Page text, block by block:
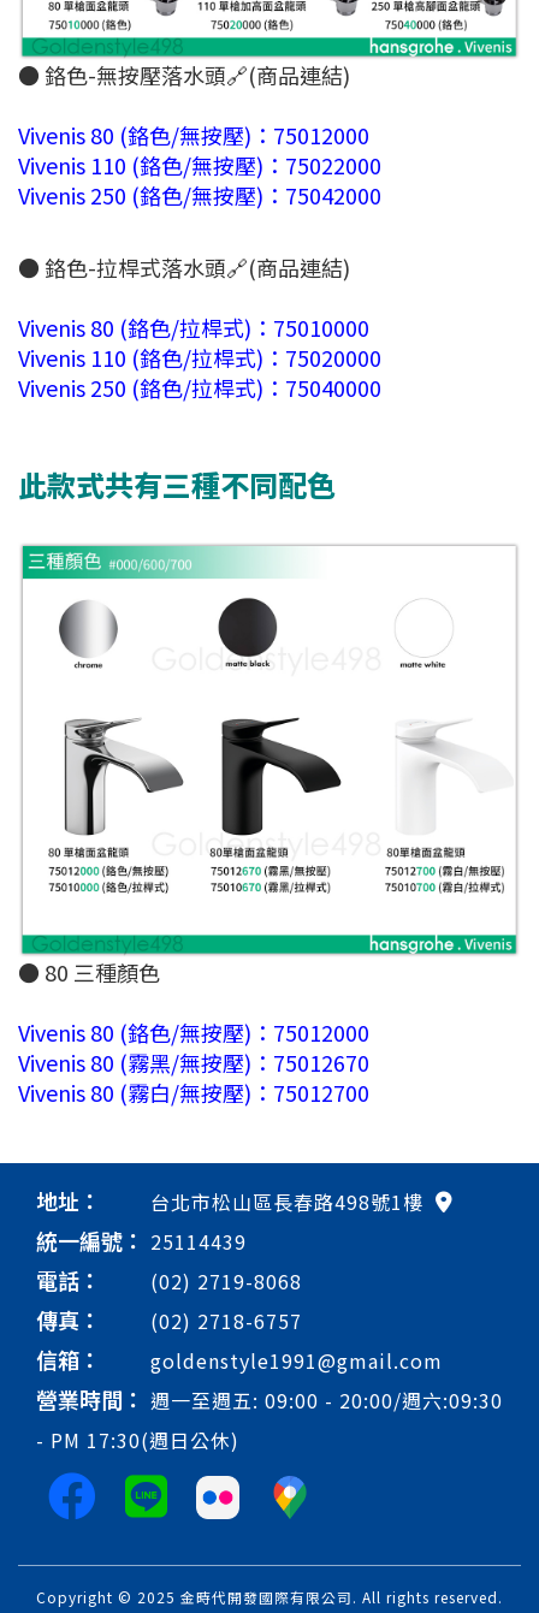
● 鉻色-無按壓落水頭🔗(商品連結)
Vivenis 80 (鉻色/無按壓)：75012000
Vivenis 110 (鉻色/無按壓)：75022000
Vivenis 250 (鉻色/無按壓)：75042000
● 鉻色-拉桿式落水頭🔗(商品連結)
Vivenis 80 (鉻色/拉桿式)：75010000
Vivenis 110 (鉻色/拉桿式)：75020000
Vivenis 250 (鉻色/拉桿式)：75040000
此款式共有三種不同配色
● 80 三種顏色
Vivenis 80 (鉻色/無按壓)：75012000
Vivenis 80 (霧黑/無按壓)：75012670
Vivenis 80 (霧白/無按壓)：75012700
地址： 台北市松山區長春路498號1樓
統一編號： 25114439
電話： (02) 2719-8068
傳真： (02) 2718-6757
信箱： goldenstyle1991@gmail.com
營業時間： 週一至週五: 09:00 - 20:00/週六:09:30
- PM 17:30(週日公休)
Copyright © 2025 金時代開發國際有限公司. All rights reserved.